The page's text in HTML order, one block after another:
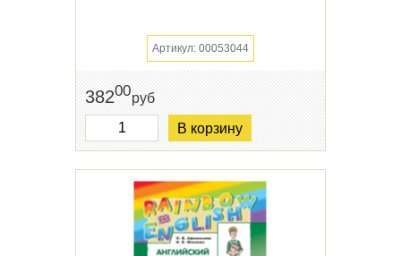
Артикул: 00053044
38200руб
В корзину